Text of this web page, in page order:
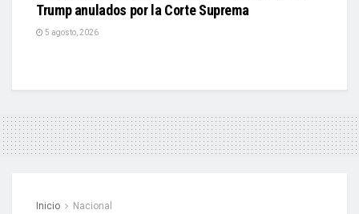
Trump anulados por la Corte Suprema
5 agosto, 2026
Inicio Nacional